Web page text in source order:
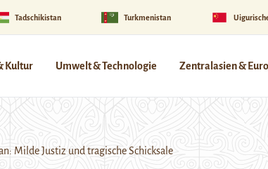
Tadschikistan Turkmenistan
Kultur Umwelt & Technologie Zentralasien &
Milde Justiz und tragische Schicksale